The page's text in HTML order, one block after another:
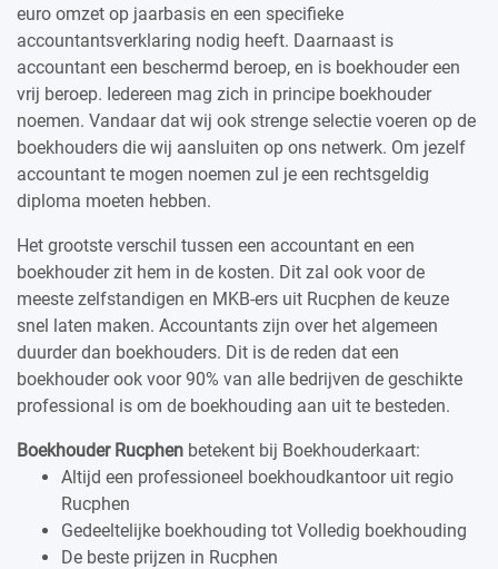
euro omzet op jaarbasis en een specifieke
accountantsverklaring nodig heeft. Daarnaast is
accountant een beschermd beroep, en is boekhouder een
vrij beroep. Iedereen mag zich in principe boekhouder
noemen. Vandaar dat wij ook strenge selectie voeren op de
boekhouders die wij aansluiten op ons netwerk. Om jezelf
accountant te mogen noemen zul je een rechtsgeldig
diploma moeten hebben.
Het grootste verschil tussen een accountant en een
boekhouder zit hem in de kosten. Dit zal ook voor de
meeste zelfstandigen en MKB-ers uit Rucphen de keuze
snel laten maken. Accountants zijn over het algemeen
duurder dan boekhouders. Dit is de reden dat een
boekhouder ook voor 90% van alle bedrijven de geschikte
professional is om de boekhouding aan uit te besteden.
Boekhouder Rucphen betekent bij Boekhouderkaart:
Altijd een professioneel boekhoudkantoor uit regio
Rucphen
Gedeeltelijke boekhouding tot Volledig boekhouding
De beste prijzen in Rucphen